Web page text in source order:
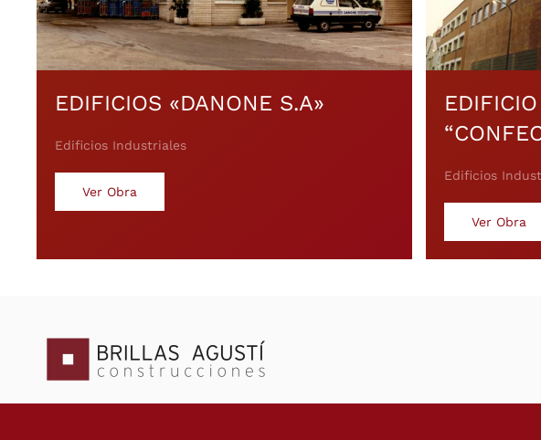
EDIFICIOS «DANONE S.A»
Edificios Industriales
Ver Obra
Edificios
Ver Obra